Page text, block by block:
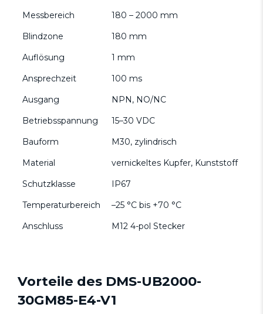
Messbereich
180 – 2000 mm
Blindzone
180 mm
Auflösung
1 mm
Ansprechzeit
100 ms
Ausgang
NPN, NO/NC
Betriebsspannung
15–30 VDC
Bauform
M30, zylindrisch
Material
vernickeltes Kupfer, Kunststoff
Schutzklasse
IP67
Temperaturbereich
–25 °C bis +70 °C
Anschluss
M12 4-pol Stecker
Vorteile des DMS-UB2000-
30GM85-E4-V1